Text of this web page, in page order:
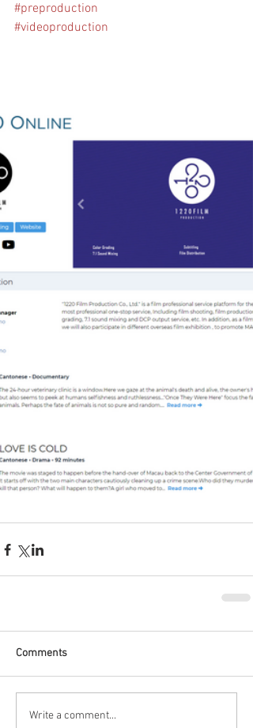
#preproduction
#videoproduction
Comments
Write a comment...